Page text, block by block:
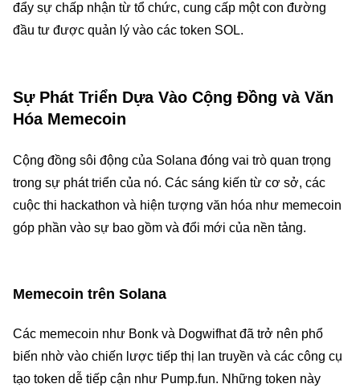
đẩy sự chấp nhận từ tổ chức, cung cấp một con đường
đầu tư được quản lý vào các token SOL.
Sự Phát Triển Dựa Vào Cộng Đồng và Văn
Hóa Memecoin
Cộng đồng sôi động của Solana đóng vai trò quan trọng
trong sự phát triển của nó. Các sáng kiến từ cơ sở, các
cuộc thi hackathon và hiện tượng văn hóa như memecoin
góp phần vào sự bao gồm và đổi mới của nền tảng.
Memecoin trên Solana
Các memecoin như Bonk và Dogwifhat đã trở nên phổ
biến nhờ vào chiến lược tiếp thị lan truyền và các công cụ
tạo token dễ tiếp cận như Pump.fun. Những token này